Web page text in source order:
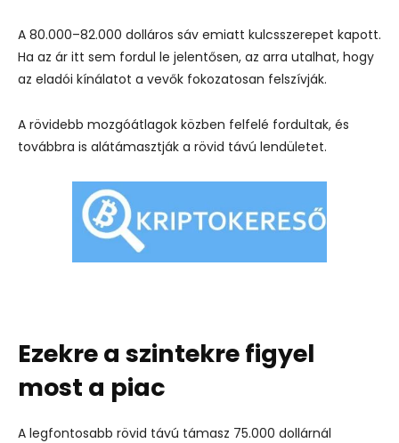
A 80.000–82.000 dolláros sáv emiatt kulcsszerepet kapott.
Ha az ár itt sem fordul le jelentősen, az arra utalhat, hogy
az eladói kínálatot a vevők fokozatosan felszívják.
A rövidebb mozgóátlagok közben felfelé fordultak, és
továbbra is alátámasztják a rövid távú lendületet.
Ezekre a szintekre figyel
most a piac
A legfontosabb rövid távú támasz 75.000 dollárnál